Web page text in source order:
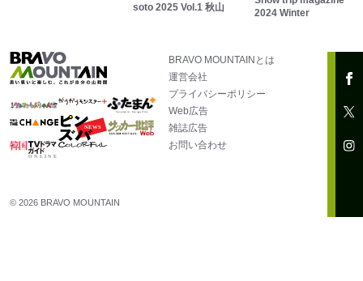
soto 2025 Vol.1 秋山
2024 Winter
BRAVO MOUNTAINとは
運営会社
プライバシーポリシー
Web広告
雑誌広告
お問い合わせ
© 2026 BRAVO MOUNTAIN